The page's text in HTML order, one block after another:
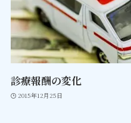
診療報酬の変化
2015年12月25日